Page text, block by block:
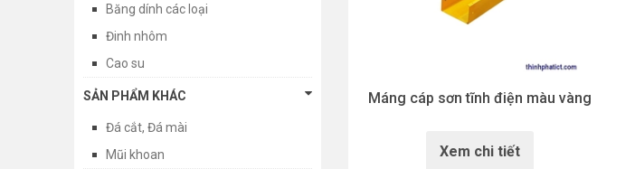
Máng cáp sơn tĩnh điện màu vàng
Xem chi tiết
Băng dính các loại
Đinh nhôm
Cao su
SẢN PHẨM KHÁC
Đá cắt, Đá mài
Mũi khoan